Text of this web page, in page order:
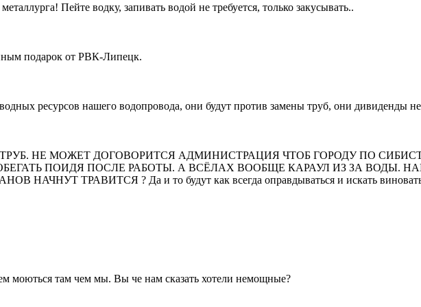
Пейте водку, запивать водой не требуется, только закусывать..
подарок от РВК-Липецк.
ресурсов нашего водопровода, они будут против замены труб, они дивиденды
НЕ МОЖЕТ ДОГОВОРИТСЯ АДМИНИСТРАЦИЯ ЧТОБ ГОРОДУ ПО
ПОИДЯ ПОСЛЕ РАБОТЫ. А ВСЁЛАХ ВООБЩЕ КАРАУЛ ИЗ ЗА ВОДЫ.
ТРАВИТСЯ ? Да и то будут как всегда оправдываться и искать виноватых
моються там чем мы. Вы че нам сказать хотели немощные?